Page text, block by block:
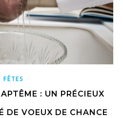
FÊTES
: UN PRÉCIEUX
DE VOEUX DE CHANCE